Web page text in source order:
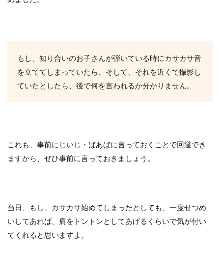
もし、知り合いのお子さんが弾いている時にカサカサ音
を立ててしまっていたら、そして、それを近くで撮影し
ていたとしたら、後で何を言われるか分かりません。
これも、事前にじいじ・ばあばに言っておくことで回避でき
ますから、ぜひ事前に言っておきましょう。
当日、もし、カサカサ始めてしまったとしても、一度せつめ
いしてあれば、肩をトントンとしてあげるくらいで気が付い
てくれると思いますよ。